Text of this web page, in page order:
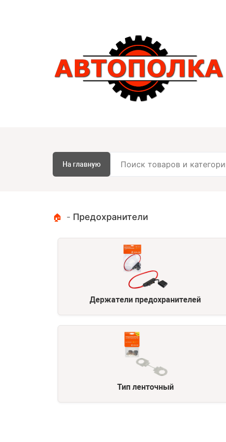
На главную
🏠 - Предохранители
Держатели предохранителей
Тип ленточный